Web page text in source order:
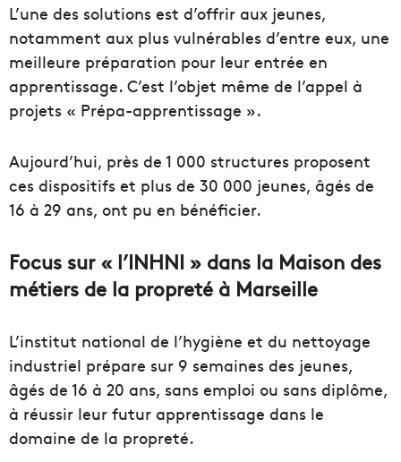
L’une des solutions est d’offrir aux jeunes,
notamment aux plus vulnérables d’entre eux, une
meilleure préparation pour leur entrée en
apprentissage. C’est l’objet même de l’appel à
projets « Prépa-apprentissage ».
Aujourd’hui, près de 1 000 structures proposent
ces dispositifs et plus de 30 000 jeunes, âgés de
16 à 29 ans, ont pu en bénéficier.
Focus sur « l’INHNI » dans la Maison des
métiers de la propreté à Marseille
L’institut national de l’hygiène et du nettoyage
industriel prépare sur 9 semaines des jeunes,
âgés de 16 à 20 ans, sans emploi ou sans diplôme,
à réussir leur futur apprentissage dans le
domaine de la propreté.